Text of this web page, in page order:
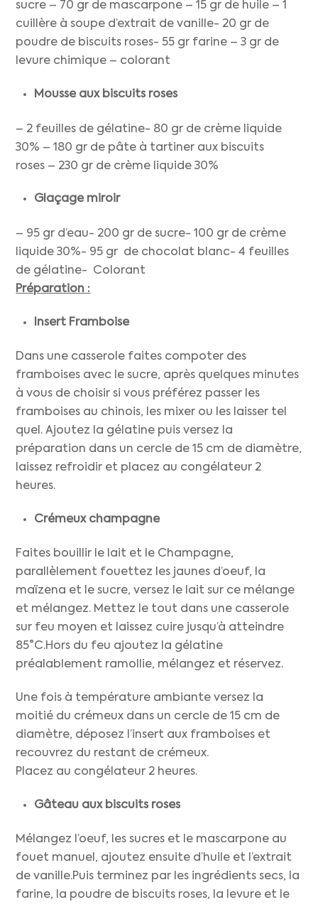
sucre – 70 gr de mascarpone – 15 gr de huile – 1
cuillère à soupe d’extrait de vanille- 20 gr de
poudre de biscuits roses- 55 gr farine – 3 gr de
levure chimique – colorant
Mousse aux biscuits roses
– 2 feuilles de gélatine- 80 gr de crème liquide
30% – 180 gr de pâte à tartiner aux biscuits
roses – 230 gr de crème liquide 30%
Glaçage miroir
– 95 gr d’eau- 200 gr de sucre- 100 gr de crème
liquide 30%- 95 gr de chocolat blanc- 4 feuilles
de gélatine- Colorant
Préparation :
Insert Framboise
Dans une casserole faites compoter des
framboises avec le sucre, après quelques minutes
à vous de choisir si vous préférez passer les
framboises au chinois, les mixer ou les laisser tel
quel. Ajoutez la gélatine puis versez la
préparation dans un cercle de 15 cm de diamètre,
laissez refroidir et placez au congélateur 2
heures.
Crémeux champagne
Faites bouillir le lait et le Champagne,
parallèlement fouettez les jaunes d’oeuf, la
maïzena et le sucre, versez le lait sur ce mélange
et mélangez. Mettez le tout dans une casserole
sur feu moyen et laissez cuire jusqu’à atteindre
85°C.Hors du feu ajoutez la gélatine
préalablement ramollie, mélangez et réservez.
Une fois à température ambiante versez la
moitié du crémeux dans un cercle de 15 cm de
diamètre, déposez l’insert aux framboises et
recouvrez du restant de crémeux.
Placez au congélateur 2 heures.
Gâteau aux biscuits roses
Mélangez l’oeuf, les sucres et le mascarpone au
fouet manuel, ajoutez ensuite d’huile et l’extrait
de vanille.Puis terminez par les ingrédients secs, la
farine, la poudre de biscuits roses, la levure et le